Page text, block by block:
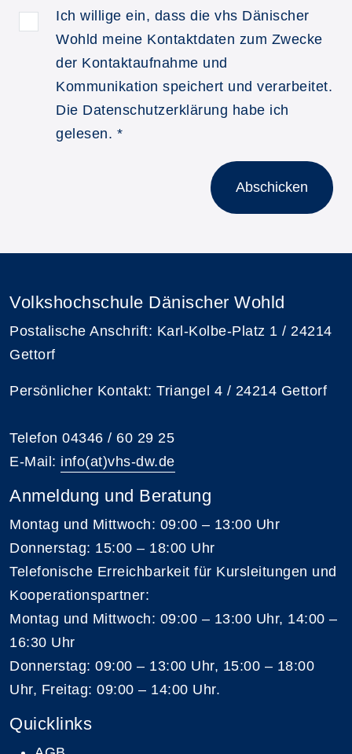
Ich willige ein, dass die vhs Dänischer
Wohld meine Kontaktdaten zum Zwecke
der Kontaktaufnahme und
Kommunikation speichert und verarbeitet.
Die Datenschutzerklärung habe ich
gelesen. *
Abschicken
Volkshochschule Dänischer Wohld
Postalische Anschrift: Karl-Kolbe-Platz 1 / 24214
Gettorf
Persönlicher Kontakt: Triangel 4 / 24214 Gettorf
Telefon 04346 / 60 29 25
E-Mail: info(at)vhs-dw.de
Anmeldung und Beratung
Montag und Mittwoch: 09:00 – 13:00 Uhr
Donnerstag: 15:00 – 18:00 Uhr
Telefonische Erreichbarkeit für Kursleitungen und
Kooperationspartner:
Montag und Mittwoch: 09:00 – 13:00 Uhr, 14:00 –
16:30 Uhr
Donnerstag: 09:00 – 13:00 Uhr, 15:00 – 18:00
Uhr, Freitag: 09:00 – 14:00 Uhr.
Quicklinks